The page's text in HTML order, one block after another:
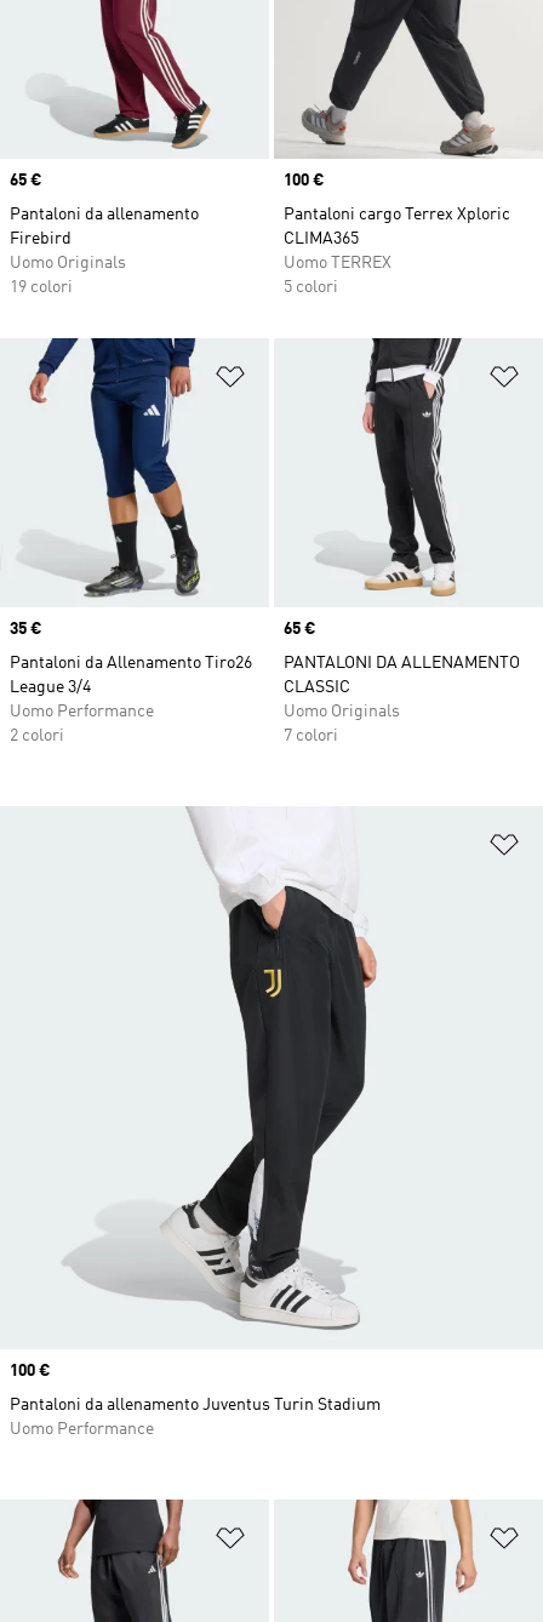
Price
65 €
Pantaloni da allenamento
Firebird
Uomo Originals
19 colori
Price
100 €
Pantaloni cargo Terrex Xploric
CLIMA365
Uomo TERREX
5 colori
Aggiungi alla lista dei desideri
Price
35 €
Pantaloni da Allenamento Tiro26
League 3/4
Uomo Performance
2 colori
Price
65 €
PANTALONI DA ALLENAMENTO
CLASSIC
Uomo Originals
7 colori
Aggiungi alla lista dei desideri
Price
100 €
Pantaloni da allenamento Juventus Turin Stadium
Uomo Performance